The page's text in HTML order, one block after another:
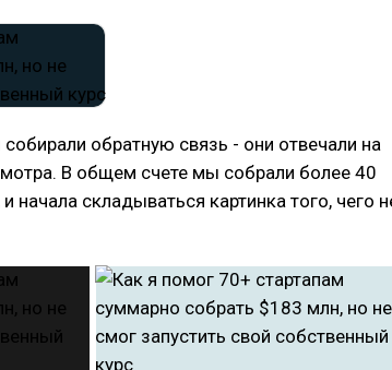
обратную связь - они отвечали на
В общем счете мы собрали более 40
начала складываться картинка того, чего